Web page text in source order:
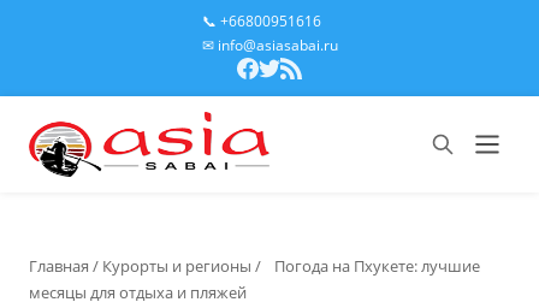
📞 +66800951616
✉ info@asiasabai.ru
Главная / Курорты и регионы /
Погода на Пхукете: лучшие
месяцы для отдыха и пляжей